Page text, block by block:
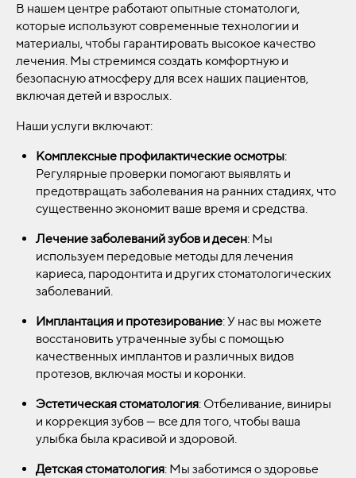
В нашем центре работают опытные стоматологи,
которые используют современные технологии и
материалы, чтобы гарантировать высокое качество
лечения. Мы стремимся создать комфортную и
безопасную атмосферу для всех наших пациентов,
включая детей и взрослых.
Наши услуги включают:
Комплексные профилактические осмотры:
Регулярные проверки помогают выявлять и
предотвращать заболевания на ранних стадиях, что
существенно экономит ваше время и средства.
Лечение заболеваний зубов и десен: Мы
используем передовые методы для лечения
кариеса, пародонтита и других стоматологических
заболеваний.
Имплантация и протезирование: У нас вы можете
восстановить утраченные зубы с помощью
качественных имплантов и различных видов
протезов, включая мосты и коронки.
Эстетическая стоматология: Отбеливание, виниры
и коррекция зубов — все для того, чтобы ваша
улыбка была красивой и здоровой.
Детская стоматология: Мы заботимся о здоровье